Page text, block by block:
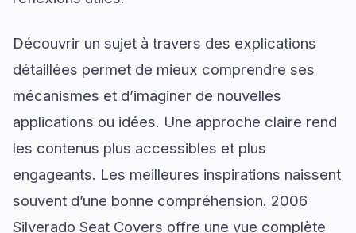
Découvrir un sujet à travers des explications
détaillées permet de mieux comprendre ses
mécanismes et d’imaginer de nouvelles
applications ou idées. Une approche claire rend
les contenus plus accessibles et plus
engageants. Les meilleures inspirations naissent
souvent d’une bonne compréhension. 2006
Silverado Seat Covers offre une vue complète